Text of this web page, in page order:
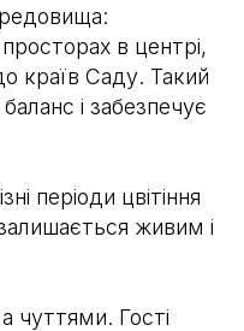
в центрі,
країв Саду. Такий
і забезпечує
періоди цвітіння
живим і
чуттями. Гості